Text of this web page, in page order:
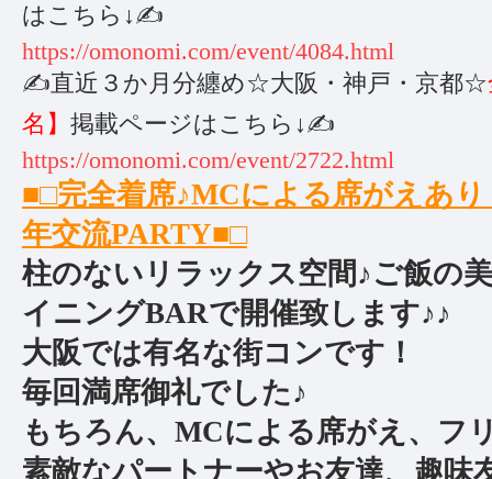
はこちら↓✍️
https://omonomi.com/event/4084.html
✍️直近３か月分纏め☆大阪・神戸・京都☆
名】 掲載ページはこちら↓✍️
https://omonomi.com/event/2722.html
■□完全着席♪MCによる席がえあ
年交流PARTY■□
柱のないリラックス空間♪ご飯の
イニングBARで開催致します♪♪
大阪では有名な街コンです！
毎回満席御礼でした♪
もちろん、MCによる席がえ、フ
素敵なパートナーやお友達、趣